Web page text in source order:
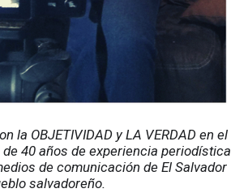
la OBJETIVIDAD y LA VERDAD en el
40 años de experiencia periodística
de comunicación de El Salvador
salvadoreño.